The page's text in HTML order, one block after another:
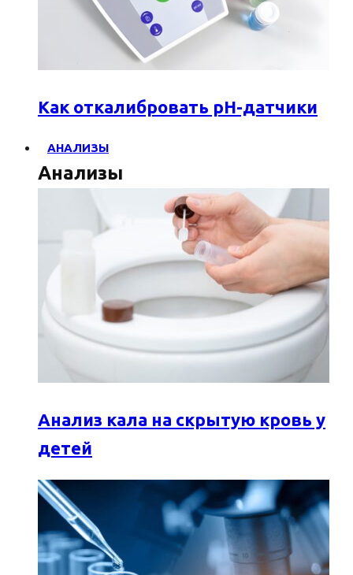
Как откалибровать pH-датчики
АНАЛИЗЫ
Анализы
Анализ кала на скрытую кровь у
детей